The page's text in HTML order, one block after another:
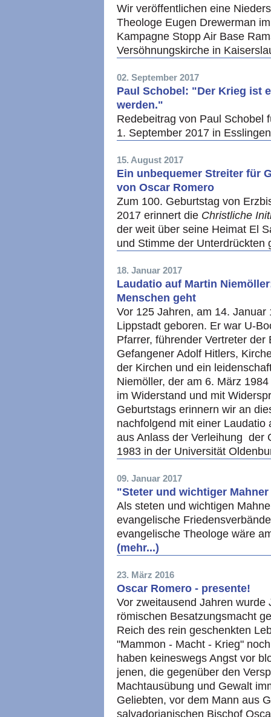
Wir veröffentlichen eine
Theologe Eugen Drewerman
Kampagne Stopp Air Base
Versöhnungskirche in
02. September 2017
Paul Schobel: "Der Krieg ist
werden."
Redebeitrag von Paul Schobel
1. September 2017 in
15. August 2017
Ein unbequemer Streiter für
von Oscar Romero
Zum 100. Geburtstag von
2017 erinnert die Christliche
der weit über seine Heimat El
und Stimme der Unterdrückten
18. Januar 2017
Laudatio auf Martin
Menschen geht
Vor 125 Jahren, am 14.
Lippstadt geboren. Er war U-
Pfarrer, führender Vertreter
Gefangener Adolf Hitlers,
der Kirchen und ein
Niemöller, der am 6. März
im Widerstand und mit
Geburtstags erinnern wir an
nachfolgend mit einer
aus Anlass der Verleihung der
1983 in der Universität
09. Januar 2017
"Steter und wichtiger
Als steten und wichtigen
evangelische
evangelische Theologe wäre
(mehr...)
23. März 2016
Oscar Romero - presente!
Vor zweitausend Jahren
römischen Besatzungsmacht
Reich des rein geschenkten
"Mammon - Macht - Krieg"
haben keineswegs Angst vor
jenen, die gegenüber den
Machtausübung und Gewalt
Geliebten, vor dem Mann aus
salvadorianischen Bischof